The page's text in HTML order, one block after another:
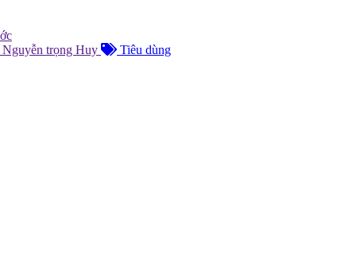
Nguyễn trọng Huy Tiêu dùng